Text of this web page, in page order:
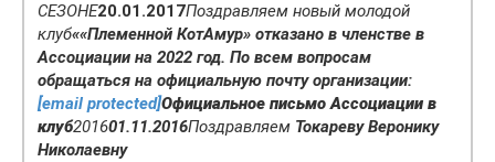
СЕЗОНЕ20.01.2017Поздравляем новый молодой
клуб««Племенной КотАмур» отказано в членстве в
Ассоциации на 2022 год. По всем вопросам
обращаться на официальную почту организации:
[email protected]Официальное письмо Ассоциации в
клуб201601.11.2016Поздравляем Токареву Веронику
Николаевну